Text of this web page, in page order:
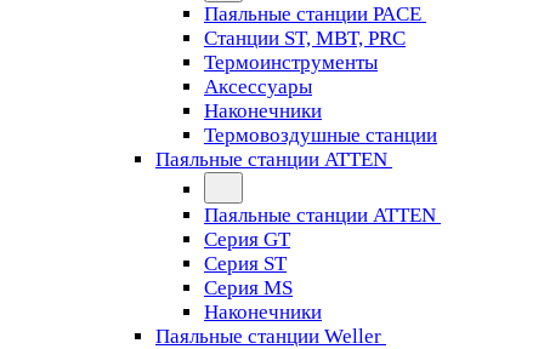
Паяльные станции PACE
Станции ST, MBT, PRC
Термоинструменты
Аксессуары
Наконечники
Термовоздушные станции
Паяльные станции ATTEN
Паяльные станции ATTEN
Серия GT
Серия ST
Серия MS
Наконечники
Паяльные станции Weller